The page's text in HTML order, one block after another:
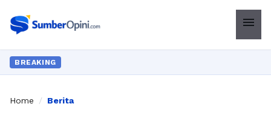
menu
BREAKING
Home / Berita